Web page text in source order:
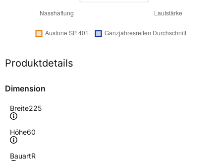
Produktdetails
Dimension
Breite225
Höhe60
BauartR